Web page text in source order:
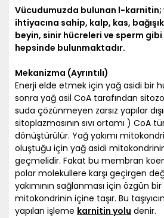
Vücudumuzda bulunan l-karnitin;
ihtiyacına sahip, kalp, kas,
beyin, sinir hücreleri ve sperm
hepsinde bulunmaktadır.
Mekanizma (Ayrıntılı)
Enerji elde etmek için yağ asidi bir
sonra yağ asil CoA tarafından
suda çözünmeyen zarsız yapılar
sitoplazmasının sıvı ortamı ) CoA
dönüştürülür. Yağ yakımı
oluştuğu için yağ asidi
geçmelidir. Fakat bu membran
polar moleküllere karşı geçirgen
yakımının sağlanması için özgün bir
mitokondrinin içine taşır. Bu
yapılan işleme karnitin yolu denir.